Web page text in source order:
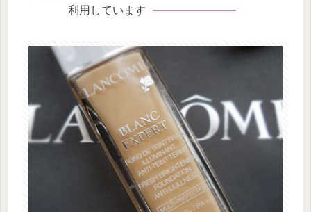
利用しています